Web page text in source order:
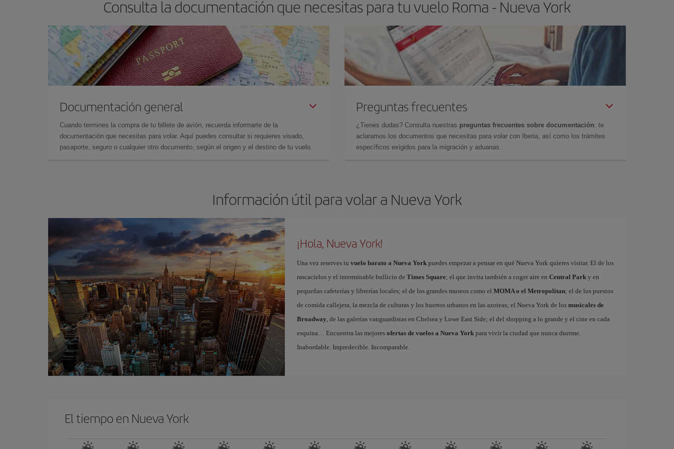
Consulta la documentación que necesitas para tu vuelo Roma - Nueva York
Documentación general
Cuando termines la compra de tu billete de avión, recuerda informarte de la
documentación que necesitas para volar. Aquí puedes consultar si requieres visado,
pasaporte, seguro o cualquier otro documento, según el origen y el destino de tu vuelo.
Preguntas frecuentes
¿Tienes dudas? Consulta nuestras preguntas frecuentes sobre documentación: te
aclaramos los documentos que necesitas para volar con Iberia, así como los trámites
específicos exigidos para la migración y aduanas.
Información útil para volar a Nueva York
¡Hola, Nueva York!
Una vez reserves tu vuelo barato a Nueva Yorkpuedes empezar a pensar en qué Nueva York quieres visitar. El de los
rascacielos y el interminable bullicio de Times Square; el que invita también a coger aire en Central Parky en
pequeñas cafeterías y librerías locales; el de los grandes museos como el MOMA o el Metropolitan; el de los puestos
de comida callejera, la mezcla de culturas y los huertos urbanos en las azoteas; el Nueva York de los musicales de
Broadway, de las galerías vanguardistas en Chelsea y Lowe East Side; el del shopping a lo grande y el cine en cada
esquina… Encuentra las mejores ofertas de vuelos a Nueva Yorkpara vivir la ciudad que nunca duerme.
Inabordable. Impredecible. Incomparable.
El tiempo en Nueva York